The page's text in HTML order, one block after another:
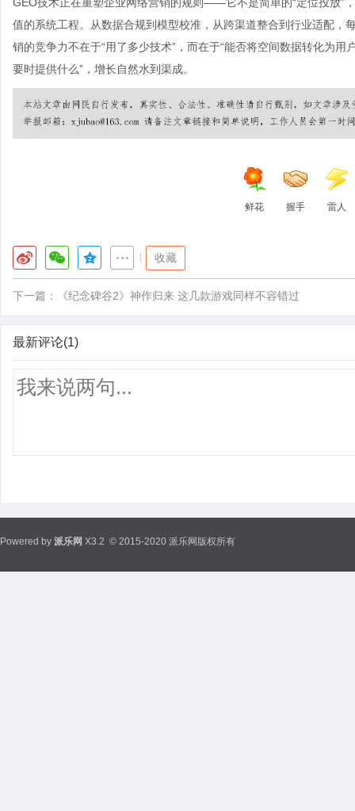
值的系统工程。从数据合规到模型校准，从跨渠道整合到行业适配
销的竞争力不在于“用了多少技术”，而在于“能否将空间数据转化为用
要时提供什么”，增长自然水到渠成。
鲜花 握手 雷人
收藏
下一篇： 《纪念碑谷2》神作归来 这几款游戏同样不容错过
最新评论(1)
Powered by 派乐网 X3.2 © 2015-2020 派乐网版权所有